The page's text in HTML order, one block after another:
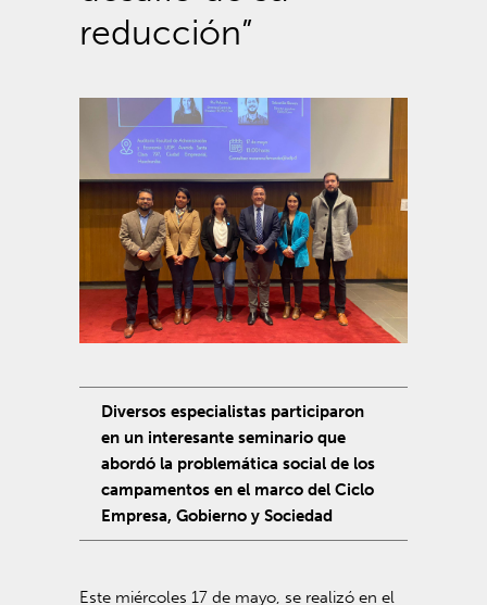
reducción”
Diversos especialistas participaron
en un interesante seminario que
abordó la problemática social de los
campamentos en el marco del Ciclo
Empresa, Gobierno y Sociedad
Este miércoles 17 de mayo, se realizó en el